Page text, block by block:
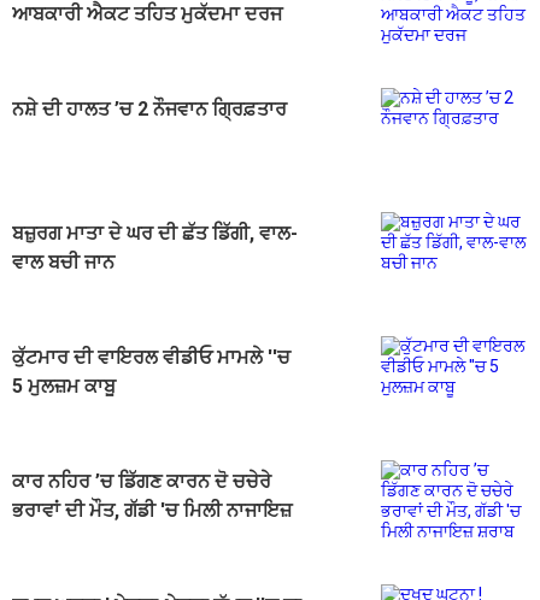
ਆਬਕਾਰੀ ਐਕਟ ਤਹਿਤ ਮੁਕੱਦਮਾ ਦਰਜ
ਨਸ਼ੇ ਦੀ ਹਾਲਤ ’ਚ 2 ਨੌਜਵਾਨ ਗ੍ਰਿਫ਼ਤਾਰ
ਬਜ਼ੁਰਗ ਮਾਤਾ ਦੇ ਘਰ ਦੀ ਛੱਤ ਡਿੱਗੀ, ਵਾਲ-
ਵਾਲ ਬਚੀ ਜਾਨ
ਕੁੱਟਮਾਰ ਦੀ ਵਾਇਰਲ ਵੀਡੀਓ ਮਾਮਲੇ ''ਚ
5 ਮੁਲਜ਼ਮ ਕਾਬੂ
ਕਾਰ ਨਹਿਰ ’ਚ ਡਿੱਗਣ ਕਾਰਨ ਦੋ ਚਚੇਰੇ
ਭਰਾਵਾਂ ਦੀ ਮੌਤ, ਗੱਡੀ 'ਚ ਮਿਲੀ ਨਾਜਾਇਜ਼